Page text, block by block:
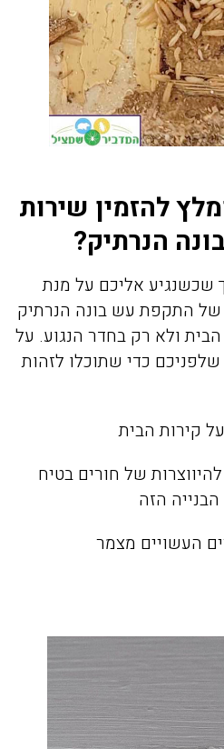
להזמין שירות
הנרתיק?
שכשנגיע אליכם על מנת
התקפת עש בונה הנרתיק
ולא רק בחדר הנגוע. על
כדי שתוכלו לזהות
קירות הבית
של חורים בטיח
הזה
העשויים מצמר